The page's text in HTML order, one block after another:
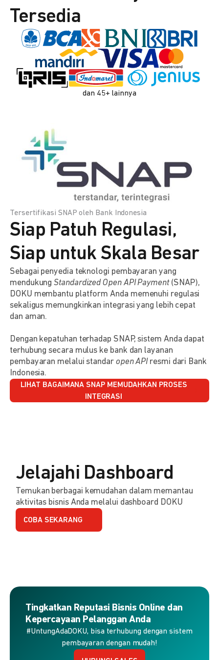
Tersedia
dan 45+ lainnya
Tersertifikasi SNAP oleh Bank Indonesia
Siap Patuh Regulasi,
Siap untuk Skala Besar
Sebagai penyedia teknologi pembayaran yang
mendukungStandardized Open API Payment(SNAP),
DOKU membantu platform Anda memenuhi regulasi
sekaligus memungkinkan integrasi yang lebih cepat
dan aman.
Dengan kepatuhan terhadap SNAP, sistem Anda dapat
terhubung secara mulus ke bank dan layanan
pembayaran melalui standar open APIresmi dari Bank
Indonesia.
LIHAT BAGAIMANA SNAP MEMUDAHKAN PROSES
INTEGRASI
Jelajahi Dashboard
Temukan berbagai kemudahan dalam memantau
aktivitas bisnis Anda melalui dashboard DOKU
COBA SEKARANG
Tingkatkan Reputasi Bisnis Online dan
Kepercayaan Pelanggan Anda
#UntungAdaDOKU, bisa terhubung dengan sistem
pembayaran dengan mudah!